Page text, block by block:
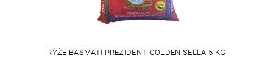
RÝŽE BASMATI PREZIDENT GOLDEN SELLA 5 KG